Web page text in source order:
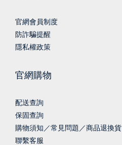
官網會員制度
防詐騙提醒
隱私權政策
官網購物
配送查詢
保固查詢
購物須知／常見問題／商品退換貨
聯繫客服